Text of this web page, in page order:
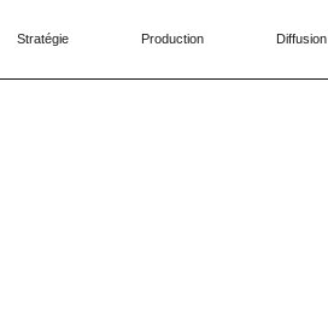
Stratégie Production Diffusion